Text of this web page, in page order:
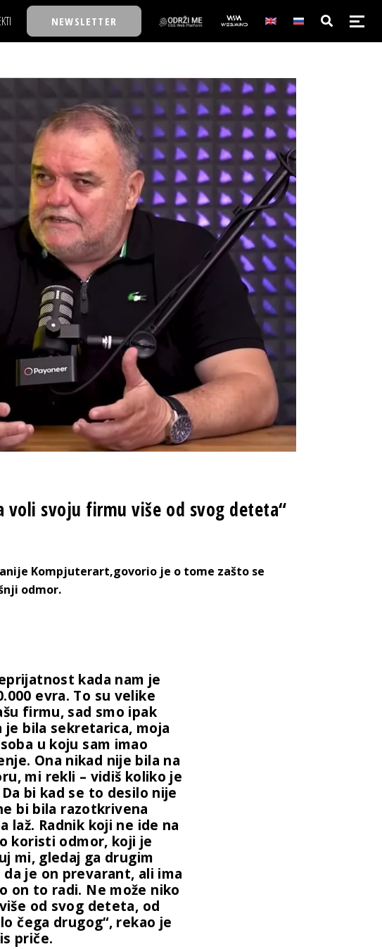
30 ISPOD 30
BACK TO OFFICE/SCHOOL
BIZBENDOVI
BIZKOLEGIJUM
BMW BIZNIS LIGA
BIZLIFE WEEK
NEWSLETTER
ISPOD 30
BACK TO OFFICE/SCHOOL
BIZBENDOVI
BIZKOLEGIJUM
BMW BIZNIS LIGA
BIZLIFE WEEK
GODINE
voli svoju firmu više od svog deteta“
Kompjuterart,govorio je o tome zašto se
odmor.
kada nam je
evra. To su velike
firmu, sad smo ipak
je bila sekretarica, moja
u koju sam imao
Ona nikad nije bila na
mi rekli – vidiš koliko je
bi kad se to desilo nije
bi bila razotkrivena
laž. Radnik koji ne ide na
koristi odmor, koji je
mi, gledaj ga drugim
da je on prevarant, ali ima
on to radi. Ne može niko
od svog deteta, od
čega drugog“, rekao je
priče.